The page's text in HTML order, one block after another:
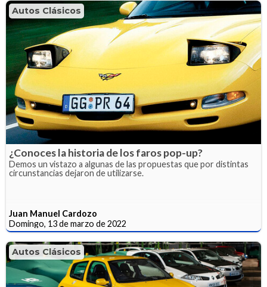
Autos Clásicos
¿Conoces la historia de los faros pop-up?
Demos un vistazo a algunas de las propuestas que por distintas
circunstancias dejaron de utilizarse.
Juan Manuel Cardozo
Domingo, 13 de marzo de 2022
Autos Clásicos